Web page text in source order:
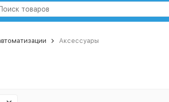
Аксессуары